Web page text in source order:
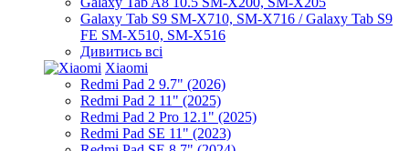
Galaxy Tab S9 SM-X710, SM-X716 / Galaxy Tab S9
FE SM-X510, SM-X516
Дивитись всі
Xiaomi
Redmi Pad 2 9.7" (2026)
Redmi Pad 2 11" (2025)
Redmi Pad 2 Pro 12.1" (2025)
Redmi Pad SE 11" (2023)